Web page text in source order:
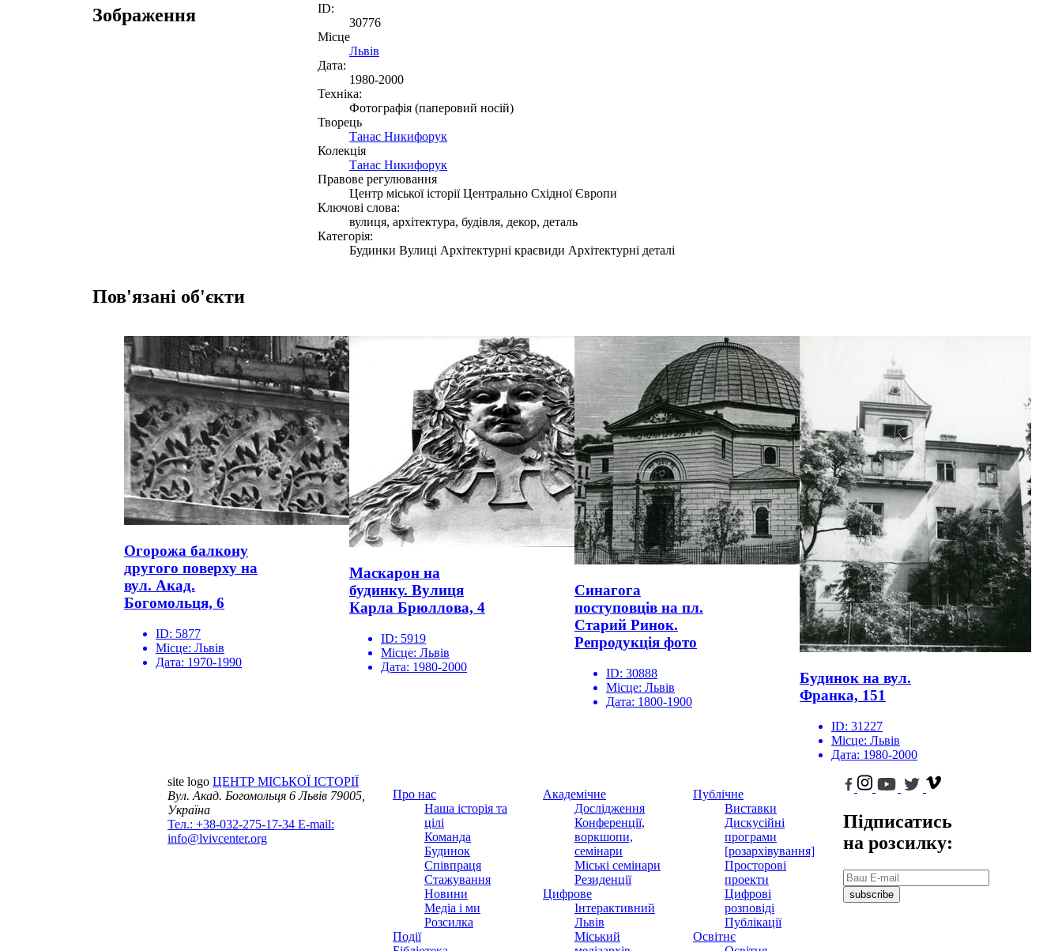
Зображення
ID:
30776
Місце
Львів
Дата:
1980-2000
Техніка:
Фотографія (паперовий носій)
Творець
Танас Никифорук
Колекція
Танас Никифорук
Правове регулювання
Центр міської історії Центрально Східної Європи
Ключові слова:
вулиця, архітектура, будівля, декор, деталь
Категорія:
Будинки Вулиці Архітектурні краєвиди Архітектурні деталі
Пов'язані об'єкти
Огорожа балкону
другого поверху на
вул. Акад.
Богомольця, 6
ID: 5877
Місце: Львів
Дата: 1970-1990
Маскарон на
будинку. Вулиця
Карла Брюллова, 4
ID: 5919
Місце: Львів
Дата: 1980-2000
Синагога
поступовців на пл.
Старий Ринок.
Репродукція фото
ID: 30888
Місце: Львів
Дата: 1800-1900
Будинок на вул.
Франка, 151
ID: 31227
Місце: Львів
Дата: 1980-2000
site logo ЦЕНТР МІСЬКОЇ ІСТОРІЇ
Вул. Акад. Богомольця 6Львів 79005,
Україна
Тел.: +38-032-275-17-34 E-mail:
info@lvivcenter.org
Про нас
Наша історія та
цілі
Команда
Будинок
Співпраця
Стажування
Новини
Медіа і ми
Розсилка
Події
Академічне
Дослідження
Конференції,
воркшопи,
семінари
Міські семінари
Резиденції
Цифрове
Інтерактивний
Львів
Міський
Публічне
Виставки
Дискусійні
програми
[розархівування]
Просторові
проекти
Цифрові
розповіді
Публікації
Освітнє
Підписатись
на розсилку:
subscribe